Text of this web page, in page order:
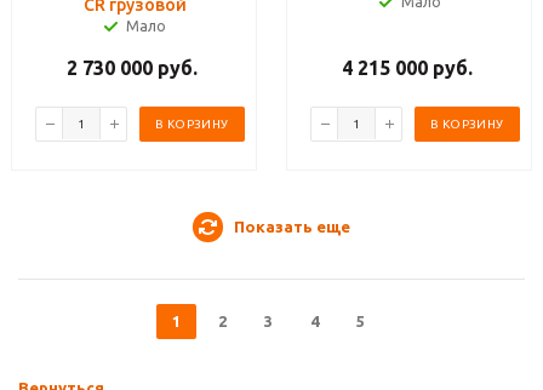
CR грузовой
Мало
2 730 000 руб.
В КОРЗИНУ
4 215 000 руб.
В КОРЗИНУ
Показать еще
1 2 3 4 5